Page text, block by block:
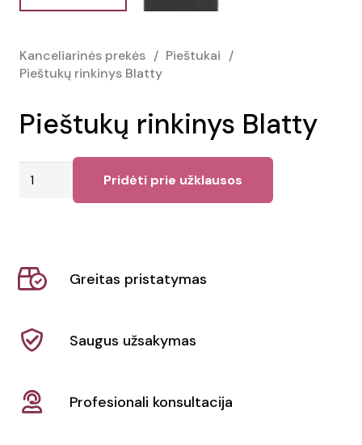
Kanceliarinės prekės / Pieštukai /
Pieštukų rinkinys Blatty
Pieštukų rinkinys Blatty
produkto
Blatty
Pridėti prie užklausos
Greitas pristatymas
Saugus užsakymas
Profesionali konsultacija